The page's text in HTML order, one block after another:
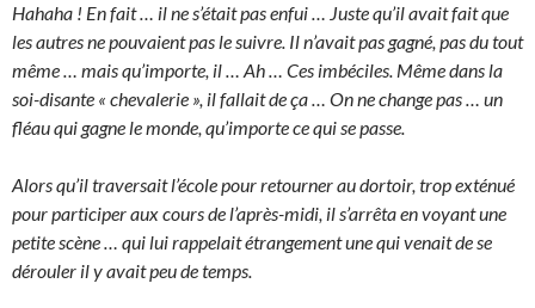
Hahaha ! En fait … il ne s’était pas enfui … Juste qu’il avait fait que
les autres ne pouvaient pas le suivre. Il n’avait pas gagné, pas du tout
même … mais qu’importe, il … Ah … Ces imbéciles. Même dans la
soi-disante « chevalerie », il fallait de ça … On ne change pas … un
fléau qui gagne le monde, qu’importe ce qui se passe.
Alors qu’il traversait l’école pour retourner au dortoir, trop exténué
pour participer aux cours de l’après-midi, il s’arrêta en voyant une
petite scène … qui lui rappelait étrangement une qui venait de se
dérouler il y avait peu de temps.